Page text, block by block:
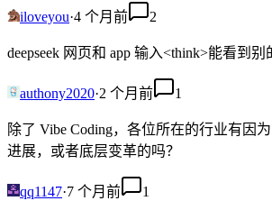
iloveyou·4 个月前 2
deepseek 网页和 app 输入<think>能看到
authony2020·2 个月前 1
除了 Vibe Coding，各位所在的行业有因
进展，或者底层变革的吗？
qq1147·7 个月前 1